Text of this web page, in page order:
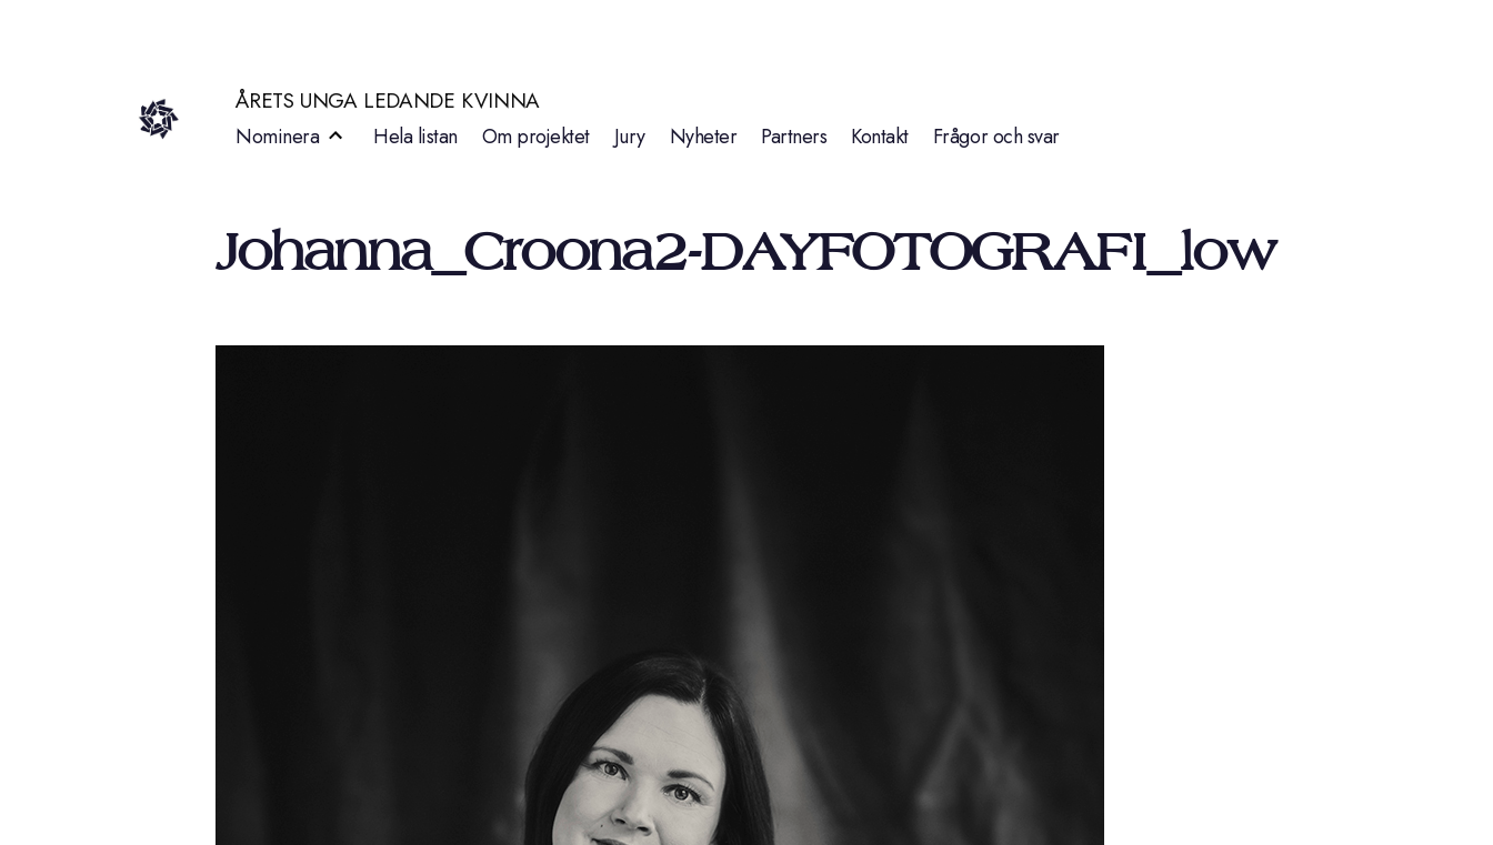
ÅRETS UNGA LEDANDE KVINNA
Nominera Hela listan Om projektet Jury Nyheter Partners Kontakt Frågor och svar
Johanna_Croona2-DAYFOTOGRAFI_low